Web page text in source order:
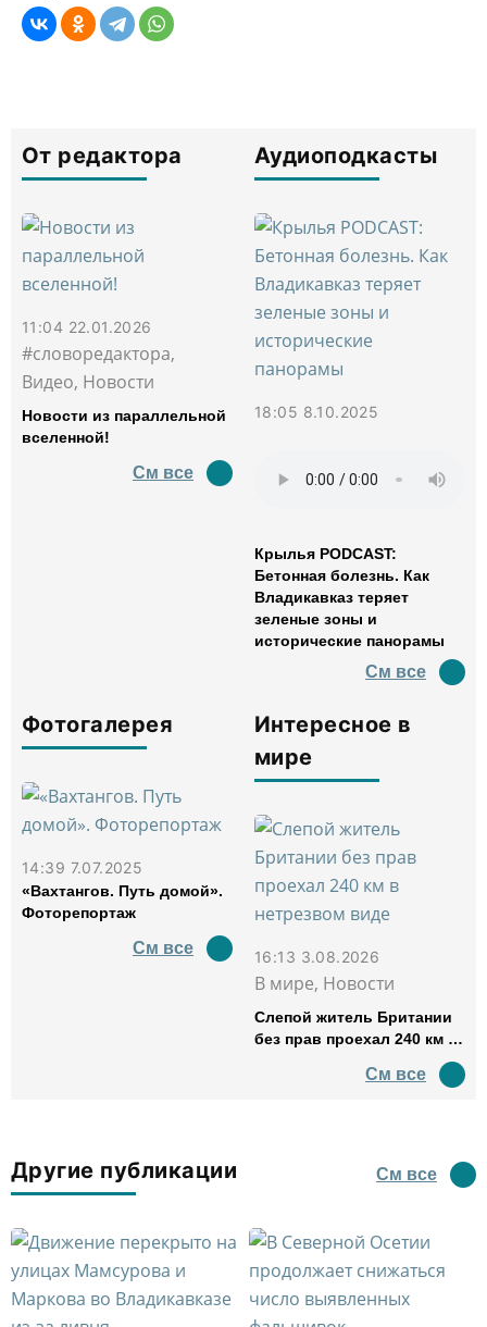
От редактора
11:04 22.01.2026
#словоредактора,
Видео, Новости
Новости из параллельной
вселенной!
См все
Аудиоподкасты
18:05 8.10.2025
Крылья PODCAST:
Бетонная болезнь. Как
Владикавказ теряет
зеленые зоны и
исторические панорамы
См все
Фотогалерея
14:39 7.07.2025
«Вахтангов. Путь домой».
Фоторепортаж
См все
Интересное в
мире
16:13 3.08.2026
В мире, Новости
Слепой житель Британии
без прав проехал 240 км в
См все
Другие публикации См все